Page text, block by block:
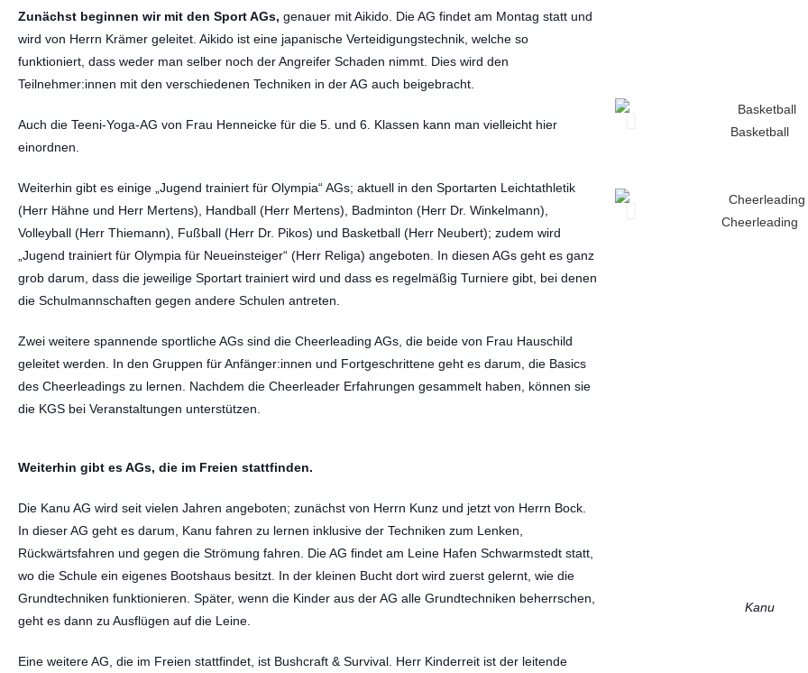
Zunächst beginnen wir mit den Sport AGs, genauer mit Aikido. Die AG findet am Montag statt und
wird von Herrn Krämer geleitet. Aikido ist eine japanische Verteidigungstechnik, welche so
funktioniert, dass weder man selber noch der Angreifer Schaden nimmt. Dies wird den
Teilnehmer:innen mit den verschiedenen Techniken in der AG auch beigebracht.
Auch die Teeni-Yoga-AG von Frau Henneicke für die 5. und 6. Klassen kann man vielleicht hier
einordnen.
Weiterhin gibt es einige „Jugend trainiert für Olympia“ AGs; aktuell in den Sportarten Leichtathletik
(Herr Hähne und Herr Mertens), Handball (Herr Mertens), Badminton (Herr Dr. Winkelmann),
Volleyball (Herr Thiemann), Fußball (Herr Dr. Pikos) und Basketball (Herr Neubert); zudem wird
„Jugend trainiert für Olympia für Neueinsteiger“ (Herr Religa) angeboten. In diesen AGs geht es ganz
grob darum, dass die jeweilige Sportart trainiert wird und dass es regelmäßig Turniere gibt, bei denen
die Schulmannschaften gegen andere Schulen antreten.
Zwei weitere spannende sportliche AGs sind die Cheerleading AGs, die beide von Frau Hauschild
geleitet werden. In den Gruppen für Anfänger:innen und Fortgeschrittene geht es darum, die Basics
des Cheerleadings zu lernen. Nachdem die Cheerleader Erfahrungen gesammelt haben, können sie
die KGS bei Veranstaltungen unterstützen.
Basketball
Cheerleading
Weiterhin gibt es AGs, die im Freien stattfinden.
Die Kanu AG wird seit vielen Jahren angeboten; zunächst von Herrn Kunz und jetzt von Herrn Bock.
In dieser AG geht es darum, Kanu fahren zu lernen inklusive der Techniken zum Lenken,
Rückwärtsfahren und gegen die Strömung fahren. Die AG findet am Leine Hafen Schwarmstedt statt,
wo die Schule ein eigenes Bootshaus besitzt. In der kleinen Bucht dort wird zuerst gelernt, wie die
Grundtechniken funktionieren. Später, wenn die Kinder aus der AG alle Grundtechniken beherrschen,
geht es dann zu Ausflügen auf die Leine.
Eine weitere AG, die im Freien stattfindet, ist Bushcraft & Survival. Herr Kinderreit ist der leitende
Kanu